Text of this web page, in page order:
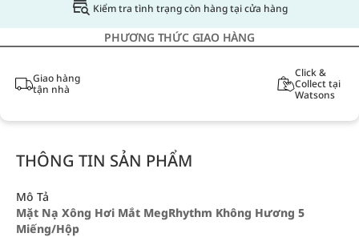
Kiểm tra tình trạng còn hàng tại cửa hàng
PHƯƠNG THỨC GIAO HÀNG
Giao hàng
tận nhà
Click &
Collect tại
Watsons
THÔNG TIN SẢN PHẨM
Mô Tả
Mặt Nạ Xông Hơi Mắt MegRhythm Không Hương 5
Miếng/Hộp